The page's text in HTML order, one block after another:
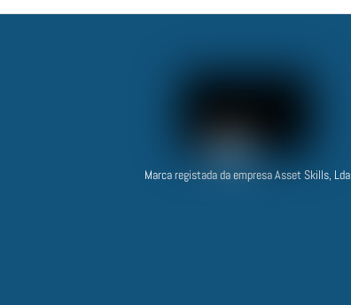
Marca registada da empresa Asset Skills, Lda